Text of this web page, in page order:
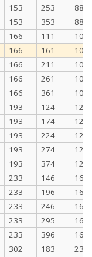
153 253 88
153 353 88
166 111 101
166 161 101
166 211 101
166 261 101
166 361 101
193 124 128
193 174 128
193 224 128
193 274 128
193 374 128
233 146 168
233 196 168
233 246 168
233 295 168
233 396 168
302 183 237